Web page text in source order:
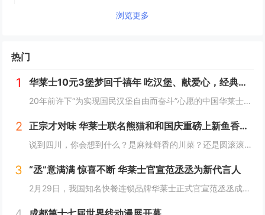
浏览更多
热门
1 华莱士10元3堡梦回千禧年 吃汉堡、献爱心，经典好滋味回馈社会
20年前许下“为实现国民汉堡自由而奋斗”心愿的中国华莱士可能没有想到，2024年华莱士汉堡价格居然“卷”出了首店开业的价格！9月1日，“2024华华汉堡节”正式开启，而此次汉堡节，华莱士也是下了“血本”来回馈「华门信徒」，10块钱就能吃到3...
2 正宗才对味 华莱士联名熊猫和和国庆重磅上新鱼香肉丝鸡腿堡
说到四川，你会想到什么？是麻辣鲜香的川菜？还是圆滚滚可爱的国宝“胖达”？华莱士寻味中国系列终于来到了川蜀之地，与央视动漫熊猫和和联名，9月20日重磅上新华莱士川蜀鱼香肉丝风味鸡腿堡，从舌尖出发，探寻川蜀美食的“灵魂”。中国华莱士一直秉承着传...
3 “丞”意满满 惊喜不断 华莱士官宣范丞丞为新代言人
2月29日，我国知名快餐连锁品牌华莱士正式官宣范丞丞成为中国华莱士的品牌代言人。配合官宣，华莱士携手范丞丞发布了全新的品牌TVC，还为范丞丞的粉丝们量身定制了“丞意满满”的惊喜，与范丞丞共同开启创意十足的“春日之旅”。“丞”至金开，共掀美食...